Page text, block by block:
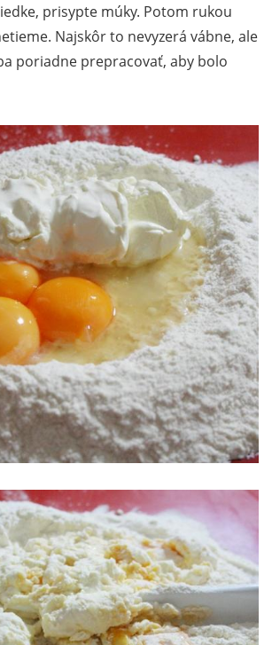
prisypte múky. Potom rukou
Najskôr to nevyzerá vábne, ale
poriadne prepracovať, aby bolo